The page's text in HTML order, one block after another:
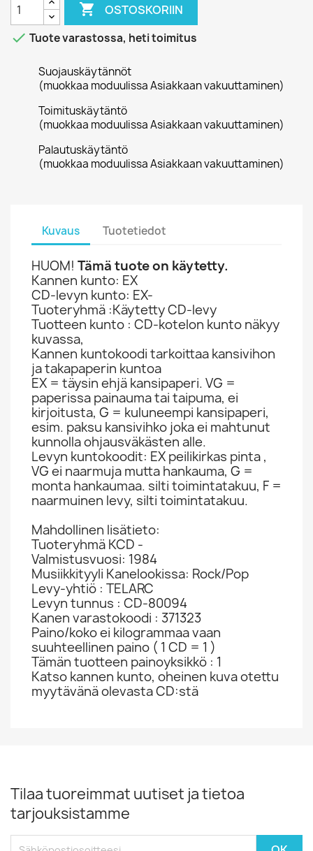
 OSTOSKORIIN
 Tuote varastossa, heti toimitus
Suojauskäytännöt
(muokkaa moduulissa Asiakkaan vakuuttaminen)
Toimituskäytäntö
(muokkaa moduulissa Asiakkaan vakuuttaminen)
Palautuskäytäntö
(muokkaa moduulissa Asiakkaan vakuuttaminen)
Kuvaus Tuotetiedot
HUOM! Tämä tuote on käytetty.
Kannen kunto: EX
CD-levyn kunto: EX-
Tuoteryhmä :Käytetty CD-levy
Tuotteen kunto : CD-kotelon kunto näkyy
kuvassa,
Kannen kuntokoodi tarkoittaa kansivihon
ja takapaperin kuntoa
EX = täysin ehjä kansipaperi. VG =
paperissa painauma tai taipuma, ei
kirjoitusta, G = kuluneempi kansipaperi,
esim. paksu kansivihko joka ei mahtunut
kunnolla ohjausväkästen alle.
Levyn kuntokoodit: EX peilikirkas pinta ,
VG ei naarmuja mutta hankauma, G =
monta hankaumaa. silti toimintatakuu, F =
naarmuinen levy, silti toimintatakuu.
Mahdollinen lisätieto:
Tuoteryhmä KCD -
Valmistusvuosi: 1984
Musiikkityyli Kanelookissa: Rock/Pop
Levy-yhtiö : TELARC
Levyn tunnus : CD-80094
Kanen varastokoodi : 371323
Paino/koko ei kilogrammaa vaan
suuhteellinen paino ( 1 CD = 1 )
Tämän tuotteen painoyksikkö : 1
Katso kannen kunto, oheinen kuva otettu
myytävänä olevasta CD:stä
Tilaa tuoreimmat uutiset ja tietoa
tarjouksistamme